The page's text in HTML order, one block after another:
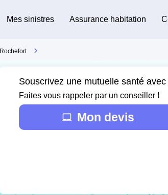
Mes sinistres Assurance habitation
Rochefort
Souscrivez une mutuelle santé
Faites vous rappeler par un conseiller !
Mon devis